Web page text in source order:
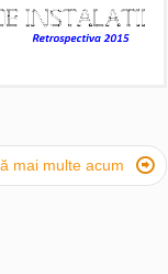
mai multe acum 